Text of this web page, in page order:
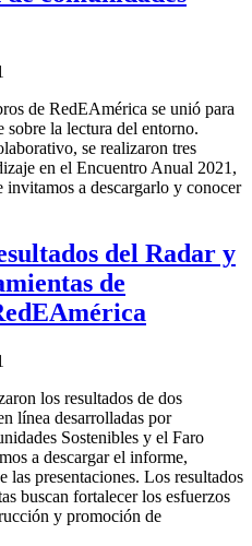
de RedEAmérica se unió para
la lectura del entorno.
se realizaron tres
en el Encuentro Anual 2021,
a descargarlo y conocer
del Radar y
de
los resultados de dos
línea desarrolladas por
Sostenibles y el Faro
a descargar el informe,
presentaciones. Los resultados
buscan fortalecer los esfuerzos
y promoción de